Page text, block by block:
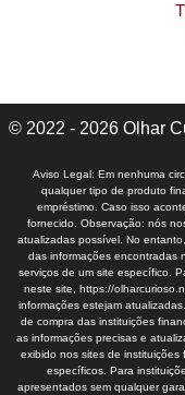
© 2022 - 2026 Olhar
Aviso Legal: Em nenhuma
qualquer tipo de produto
empréstimo. Caso isso
fornecido. Observação: nós
atualizadas possível. No
das informações encontradas
serviços de um site específico.
neste site, https://
informações estejam
de compra das instituições
as informações precisas e
exibido nos sites de instituições
específicos. Para
apresentados sem qualquer